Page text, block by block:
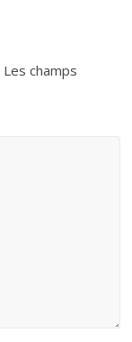
Les champs